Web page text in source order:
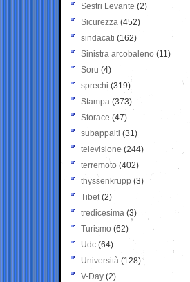
Sestri Levante (2)
Sicurezza (452)
sindacati (162)
Sinistra arcobaleno (11)
Soru (4)
sprechi (319)
Stampa (373)
Storace (47)
subappalti (31)
televisione(244)
terremoto (402)
thyssenkrupp (3)
Tibet(2)
tredicesima (3)
Turismo (62)
Udc (64)
Università (128)
V-Day (2)